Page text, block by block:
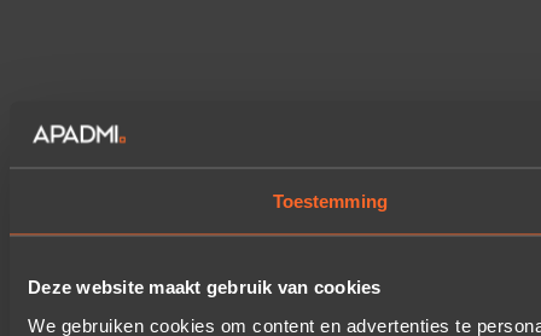
Toestemming
Deze website maakt gebruik van cookies
We gebruiken cookies om content en advertenties te